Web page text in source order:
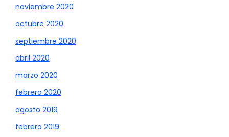
noviembre 2020
octubre 2020
septiembre 2020
abril 2020
marzo 2020
febrero 2020
agosto 2019
febrero 2019